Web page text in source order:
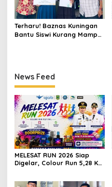
Terharu! Baznas Kuningan
Bantu Siswi Kurang Mampu
News Feed
MELESAT RUN 2026 Siap
Digelar, Colour Run 5,28 Km